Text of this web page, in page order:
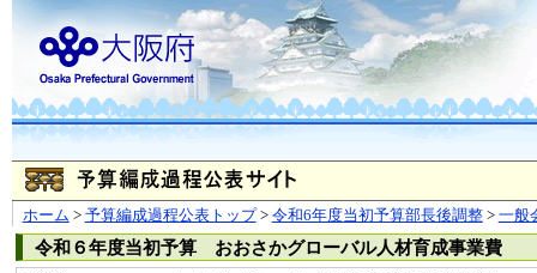
ホーム > 予算編成過程公表トップ> 令和6年度当初予算部長後調整> 一般
令和６年度当初予算 おおさかグローバル人材育成事業費